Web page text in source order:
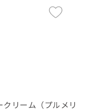
リーム（プルメリ